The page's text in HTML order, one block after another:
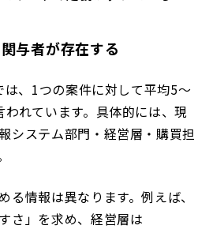
与者が存在する
、1つの案件に対して平均5〜
れています。具体的には、現
システム部門・経営層・購買担
る情報は異なります。例えば、
さ」を求め、経営層は